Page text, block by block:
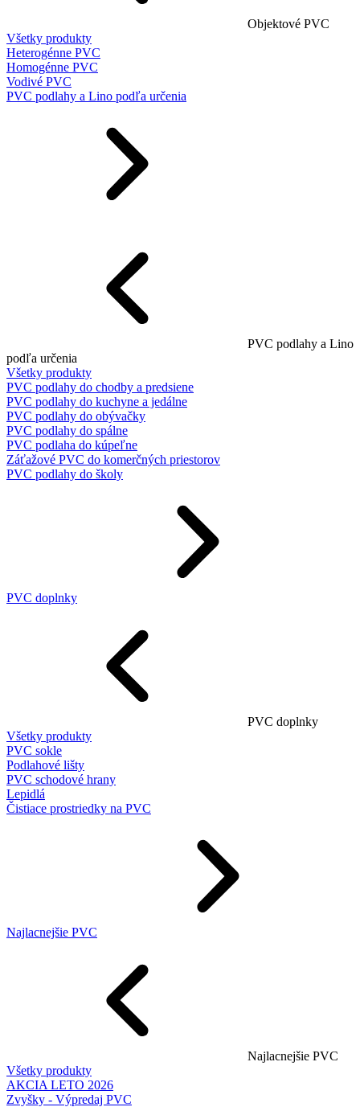
Objektové PVC
Všetky produkty
Heterogénne PVC
Homogénne PVC
Vodivé PVC
PVC podlahy a Lino podľa určenia
PVC podlahy a Lino
podľa určenia
Všetky produkty
PVC podlahy do chodby a predsiene
PVC podlahy do kuchyne a jedálne
PVC podlahy do obývačky
PVC podlahy do spálne
PVC podlaha do kúpeľne
Záťažové PVC do komerčných priestorov
PVC podlahy do školy
PVC doplnky
PVC doplnky
Všetky produkty
PVC sokle
Podlahové lišty
PVC schodové hrany
Lepidlá
Čistiace prostriedky na PVC
Najlacnejšie PVC
Najlacnejšie PVC
Všetky produkty
AKCIA LETO 2026
Zvyšky - Výpredaj PVC